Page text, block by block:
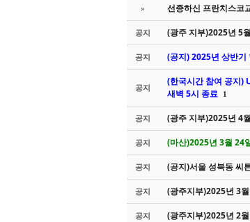
» 선종하신 프란치스코
공지 (광주 지부)2025년 5
공지 (공지) 2025년 상반기
공지
(한국시간 참여 공지)
새벽 5시 종료
1
공지 (광주 지부)2025년 4
공지 (마산)2025년 3월 24
공지 (공지)서울 성북동 씨
공지 (광주지부)2025년 3
공지 (광주지부)2025년 2